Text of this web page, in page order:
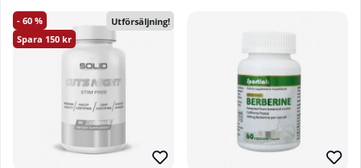
Produkter
60
150
Utförsäljning!